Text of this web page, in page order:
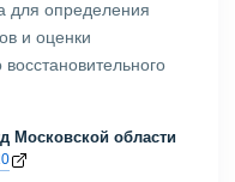
для определения
и оценки
Московской области